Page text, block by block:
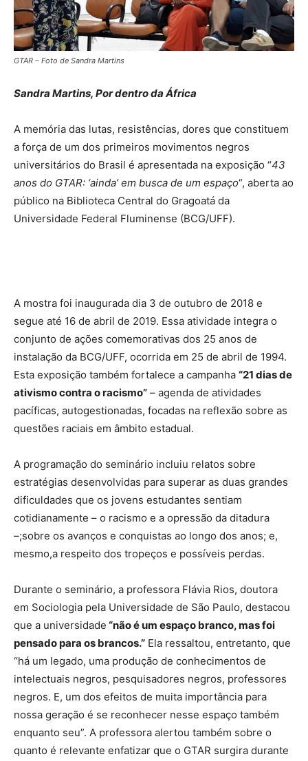
GTAR – Foto de Sandra Martins
Sandra Martins, Por dentro da África
A memória das lutas, resistências, dores que constituem
a força de um dos primeiros movimentos negros
universitários do Brasil é apresentada na exposição “43
anos do GTAR: ‘ainda’ em busca de um espaço“, aberta ao
público na Biblioteca Central do Gragoatá da
Universidade Federal Fluminense (BCG/UFF).
A mostra foi inaugurada dia 3 de outubro de 2018 e
segue até 16 de abril de 2019. Essa atividade integra o
conjunto de ações comemorativas dos 25 anos de
instalação da BCG/UFF, ocorrida em 25 de abril de 1994.
Esta exposição também fortalece a campanha “21 dias de
ativismo contra o racismo” – agenda de atividades
pacíficas, autogestionadas, focadas na reflexão sobre as
questões raciais em âmbito estadual.
A programação do seminário incluiu relatos sobre
estratégias desenvolvidas para superar as duas grandes
dificuldades que os jovens estudantes sentiam
cotidianamente – o racismo e a opressão da ditadura
–;sobre os avanços e conquistas ao longo dos anos; e,
mesmo,a respeito dos tropeços e possíveis perdas.
Durante o seminário, a professora Flávia Rios, doutora
em Sociologia pela Universidade de São Paulo, destacou
que a universidade “não é um espaço branco, mas foi
pensado para os brancos.” Ela ressaltou, entretanto, que
“há um legado, uma produção de conhecimentos de
intelectuais negros, pesquisadores negros, professores
negros. E, um dos efeitos de muita importância para
nossa geração é se reconhecer nesse espaço também
enquanto seu”. A professora alertou também sobre o
quanto é relevante enfatizar que o GTAR surgira durante